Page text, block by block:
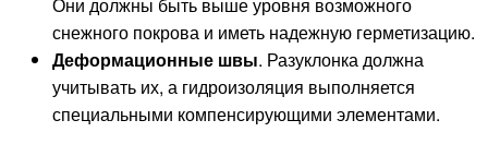
снежного покрова и иметь надежную герметизацию.
Деформационные швы. Разуклонка должна
учитывать их, а гидроизоляция выполняется
специальными компенсирующими элементами.